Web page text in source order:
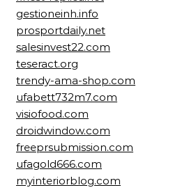
gestioneinh.info
prosportdaily.net
salesinvest22.com
teseract.org
trendy-ama-shop.com
ufabett732m7.com
visiofood.com
droidwindow.com
freeprsubmission.com
ufagold666.com
myinteriorblog.com